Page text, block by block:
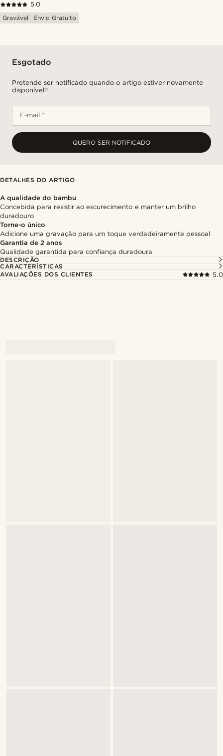
5.0
Gravável
Envio Gratuito
Esgotado
Pretende ser notificado quando o artigo estiver novamente
disponível?
E-mail *
QUERO SER NOTIFICADO
DETALHES DO ARTIGO
A qualidade do bambu
Concebida para resistir ao escurecimento e manter um brilho
duradouro
Torne-o único
Adicione uma gravação para um toque verdadeiramente pessoal
Garantia de 2 anos
Qualidade garantida para confiança duradoura
DESCRIÇÃO
CARACTERÍSTICAS
AVALIAÇÕES DOS CLIENTES
5.0